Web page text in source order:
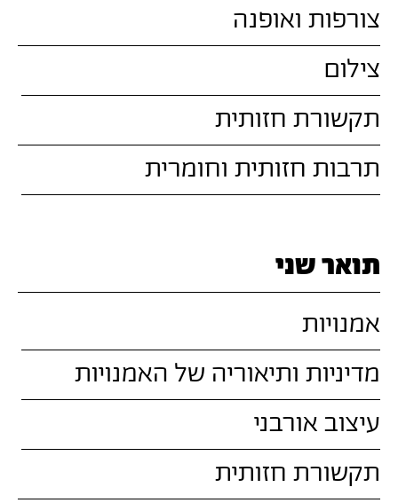
צורפות ואופנה
צילום
תקשורת חזותית
תרבות חזותית וחומרית
תואר שני
אמנויות
מדיניות ותיאוריה של האמנויות
עיצוב אורבני
תקשורת חזותית